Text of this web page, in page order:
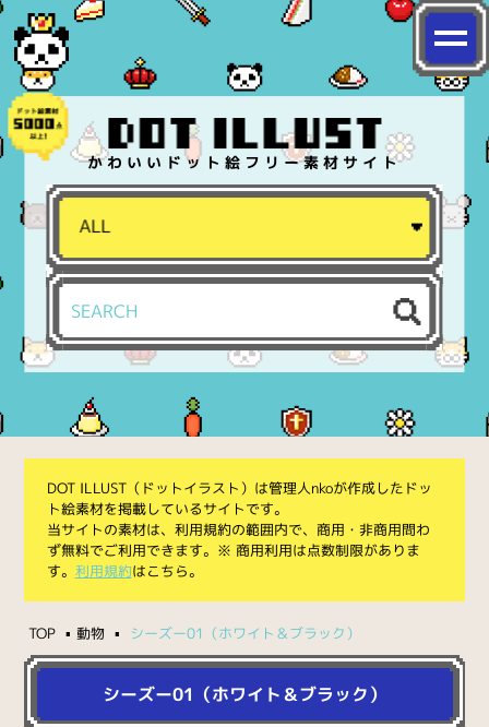
かわいいドット絵フリー素材サイト
DOT ILLUST（ドットイラスト）は管理人nkoが作成したドッ
ト絵素材を掲載しているサイトです。
当サイトの素材は、利用規約の範囲内で、商用・非商用問わ
ず無料でご利用できます。※ 商用利用は点数制限がありま
す。 利用規約はこちら。
TOP 動物 シーズー01（ホワイト＆ブラック）
シーズー01（ホワイト＆ブラック）